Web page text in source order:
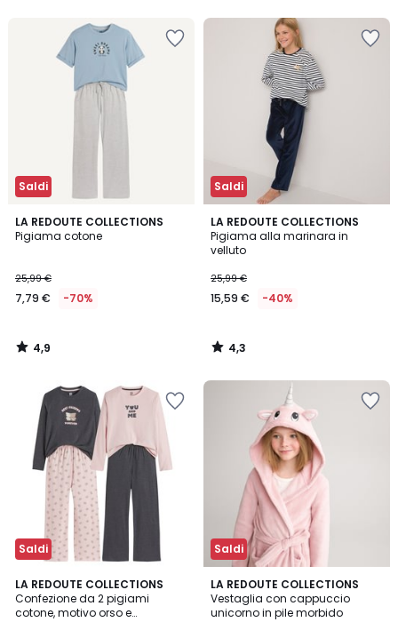
Saldi
LA REDOUTE COLLECTIONS
Pigiama cotone
25,99 €
7,79 € -70%
4,9
/ 5
4,9
/
Saldi
LA REDOUTE COLLECTIONS
Pigiama alla marinara in
velluto
25,99 €
15,59 € -40%
4,3
/ 5
4,3
/
Saldi
LA REDOUTE COLLECTIONS
Confezione da 2 pigiami
cotone, motivo orso e
4,5
/ 5
Saldi
LA REDOUTE COLLECTIONS
Vestaglia con cappuccio
unicorno in pile morbido
4,7
/ 5